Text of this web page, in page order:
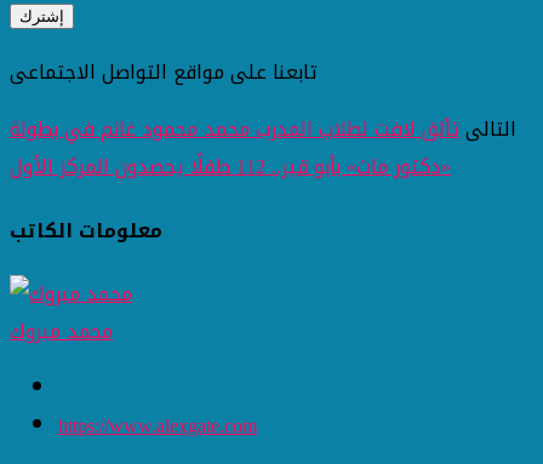
تابعنا على مواقع التواصل الاجتماعى
التالىتألق لافت لطلاب المدرب محمد محمود غانم في بطولة
«دكتور ماث» بأبو قير.. 112 طفلًا يحصدون المركز الأول
معلومات الكاتب
محمد مبروك
https://www.alexgate.com